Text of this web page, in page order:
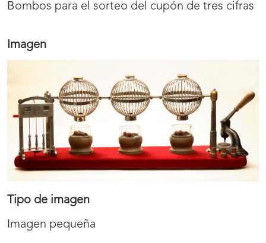
Bombos para el sorteo del cupón de tres cifras
Imagen
Tipo de imagen
Imagen pequeña